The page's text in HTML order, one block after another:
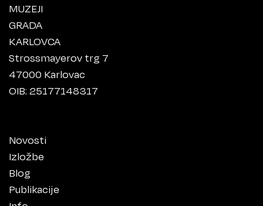
MUZEJI
GRADA
KARLOVCA
Strossmayerov trg 7
47000 Karlovac
OIB: 25177148317
Novosti
Izložbe
Blog
Publikacije